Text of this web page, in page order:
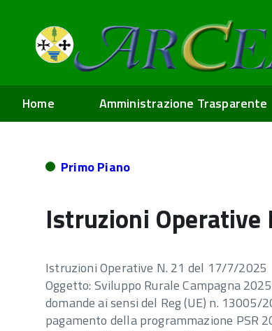
Home Amministrazione Trasparente
Primo Piano
Istruzioni
Istruzioni Operative N. 21 del 17/7/2025
Oggetto: Sviluppo Rurale Campagna
domande ai sensi del Reg (UE) n.
pagamento della programmazione PSR